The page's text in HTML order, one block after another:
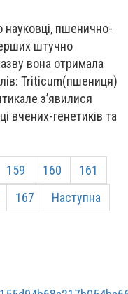
науковці, пшенично-
штучно
вона отримала
Triticum(пшениця)
з’явилися
вчених-генетиків та
159 160
161
167
Наступна